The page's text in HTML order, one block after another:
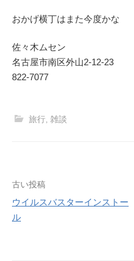
おかげ横丁はまた今度かな
佐々木ムセン
名古屋市南区外山2-12-23
822-7077
旅行 雑談
投
稿
古い投稿
ウイルスバスターインストー
ル